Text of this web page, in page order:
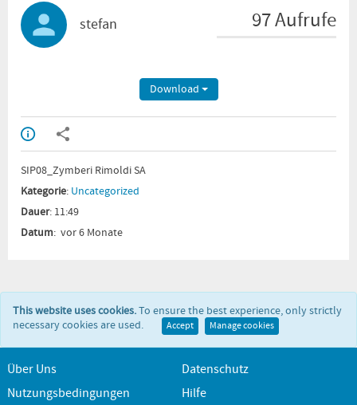
stefan 97 Aufrufe
Download
SIP08_Zymberi Rimoldi SA
Kategorie: Uncategorized
Dauer: 11:49
Datum: vor 6 Monate
This website uses cookies.To ensure the best experience, only strictly
necessary cookies are used.
Accept Manage cookies
Über Uns
Datenschutz
Nutzungsbedingungen
Hilfe